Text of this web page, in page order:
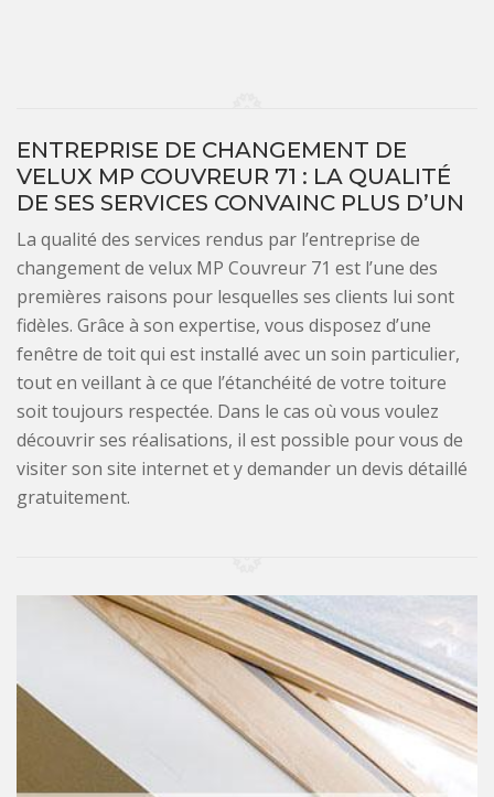
ENTREPRISE DE CHANGEMENT DE
VELUX MP COUVREUR 71 : LA QUALITÉ
DE SES SERVICES CONVAINC PLUS D’UN
La qualité des services rendus par l’entreprise de
changement de velux MP Couvreur 71 est l’une des
premières raisons pour lesquelles ses clients lui sont
fidèles. Grâce à son expertise, vous disposez d’une
fenêtre de toit qui est installé avec un soin particulier,
tout en veillant à ce que l’étanchéité de votre toiture
soit toujours respectée. Dans le cas où vous voulez
découvrir ses réalisations, il est possible pour vous de
visiter son site internet et y demander un devis détaillé
gratuitement.